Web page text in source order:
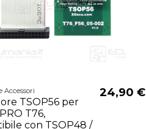
Accessori
TSOP56 per
T76,
con TSOP48 /
24,90 €